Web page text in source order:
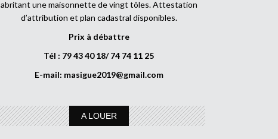
abritant une maisonnette de vingt tôles. Attestation
d’attribution et plan cadastral disponibles.
Prix à débattre
Tél : 79 43 40 18/ 74 74 11 25
E-mail: masigue2019@gmail.com
A LOUER